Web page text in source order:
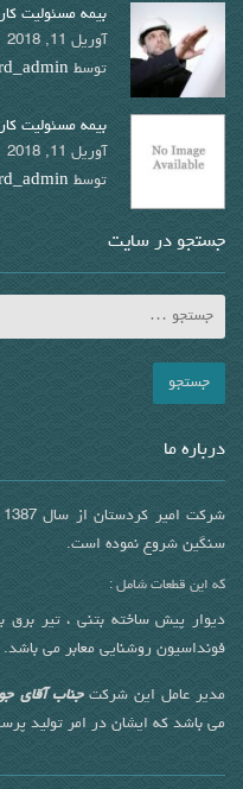
بیمه مسئولیت
آوریل 11, 2018
توسط
بیمه مسئولیت
آوریل 11, 2018
توسط
جستجو در سایت
درباره ما
سنگین شروع نموده است.
که این قطعات شامل :
دیوار پیش ساخته بتنی ، تیر برق
فونداسیون روشنایی معابر می باشد.
مدیر عامل این شرکتجناب آقای
می باشد که ایشان در امر تولید